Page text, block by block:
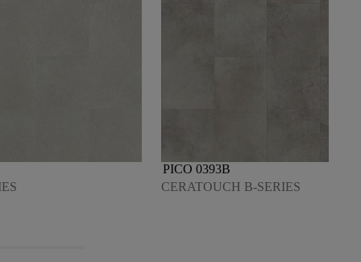
PICO 0393B
CERATOUCH B-SERIES